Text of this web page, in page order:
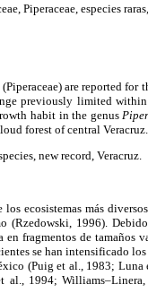
Piperaceae, especies
(Piperaceae) are reported for
previously limited
habit in the genus
forest of central Veracruz.
new record, Veracruz.
ecosistemas más
1996).
fragmentos de tamaños
se han intensificado
(Puig et al., 1983;
1994;